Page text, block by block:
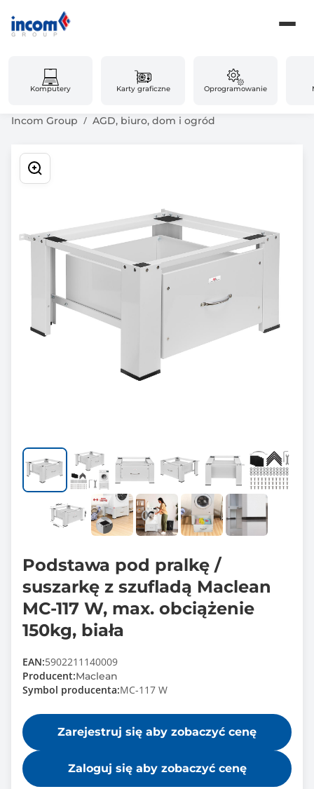
Komputery Karty graficzne Oprogramowanie
Incom Group AGD, biuro, dom i ogród
Podstawa pod pralkę /
suszarkę z szufladą Maclean
MC-117 W, max. obciążenie
150kg, biała
EAN:5902211140009
Producent:Maclean
Symbol producenta:MC-117 W
Zarejestruj się aby zobaczyć cenę
Zaloguj się aby zobaczyć cenę